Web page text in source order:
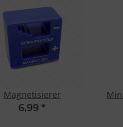
Magnetisierer
6,99 *